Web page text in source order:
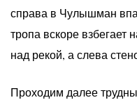
справа в Чулышман
тропа вскоре взбегает
над рекой, а слева
Проходим далее